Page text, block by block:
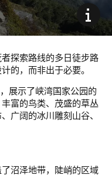
探索路线的多日徒步路
的，而非出于必要。
展示了峡湾国家公园的
富的鸟类、茂盛的草丛
广阔的冰川雕刻山谷、
沼泽地带，陡峭的区域